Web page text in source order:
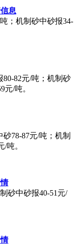
息
；机制砂中砂报34-
82元/吨；机制砂
元/吨。
78-87元/吨；机制
/吨。
砂中砂报40-51元/